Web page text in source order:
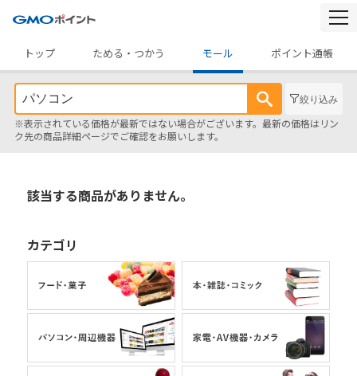
トップ
ためる・つかう モール ポイント通帳
絞り込み
※表示されている価格が最新ではない場合がございます。最新の価格はリン
ク先の商品詳細ページでご確認をお願いします。
該当する商品がありません。
カテゴリ